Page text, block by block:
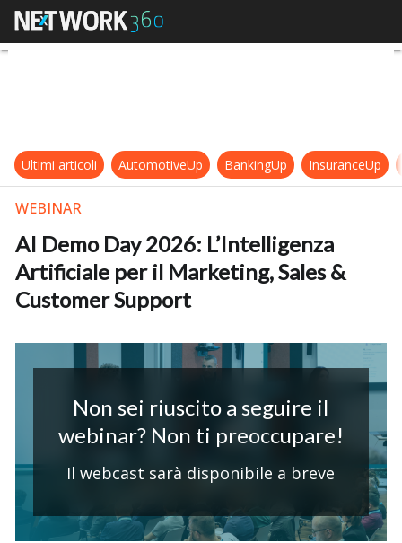
AI Demo Day 2026:
Ultimi articoli AutomotiveUp BankingUp InsuranceUp
WEBINAR
AI Demo Day 2026: L’Intelligenza
Artificiale per il Marketing, Sales &
Customer Support
Non sei riuscito a seguire il
webinar? Non ti preoccupare!
Il webcast sarà disponibile a breve